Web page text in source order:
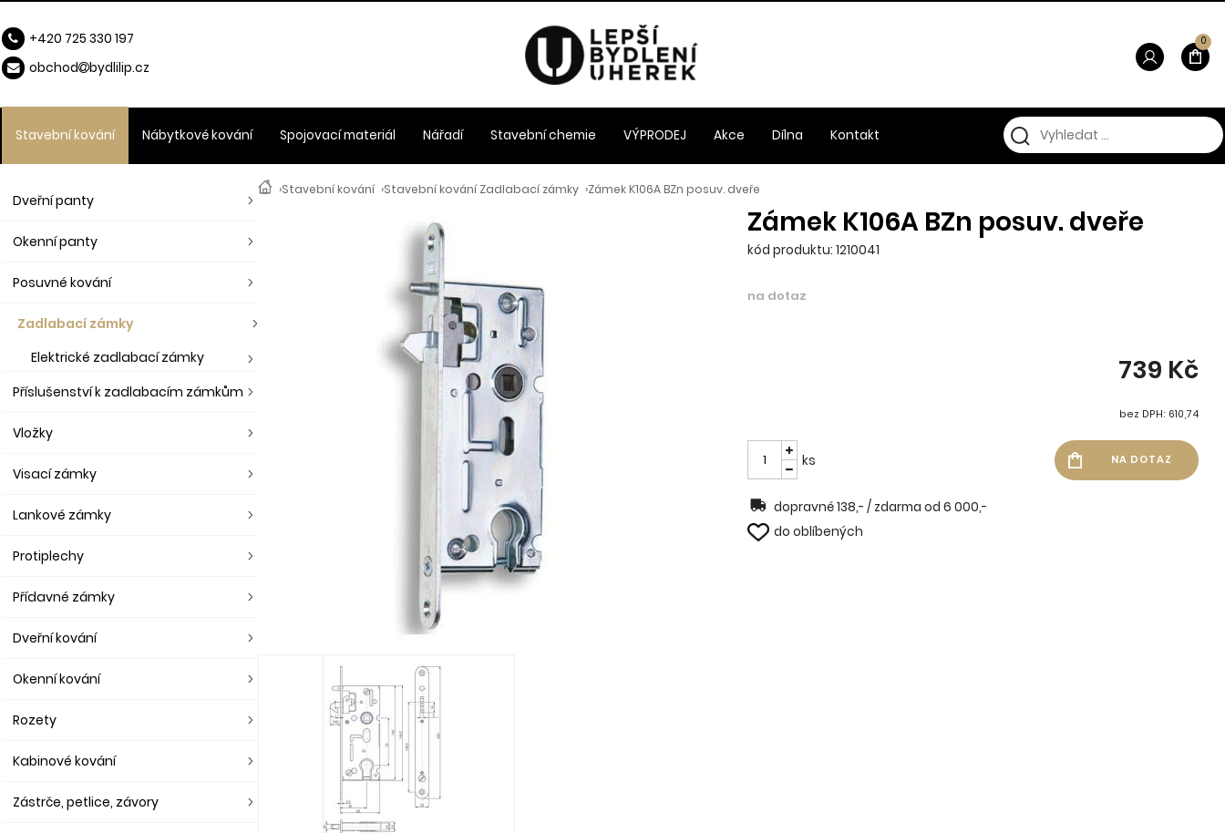
›Stavební kování ›Stavební kování Zadlabací zámky ›Zámek K106A BZn posuv. dveře
Zámek K106A BZn posuv. dveře
kód produktu: 1210041
na dotaz
739 Kč
bez DPH: 610,74
ks
dopravné 138,- / zdarma od 6 000,-
do oblíbených
Dveřní panty
Okenní panty
Posuvné kování
Zadlabací zámky
Elektrické zadlabací zámky
Příslušenství k zadlabacím zámkům
Vložky
Visací zámky
Lankové zámky
Protiplechy
Přídavné zámky
Dveřní kování
Okenní kování
Rozety
Kabinové kování
Zástrče, petlice, závory
Stavební kování Nábytkové kování Spojovací materiál Nářadí Stavební chemie VÝPRODEJ Akce Dílna Kontakt
0
+420 725 330 197
obchod
bydlilip.cz